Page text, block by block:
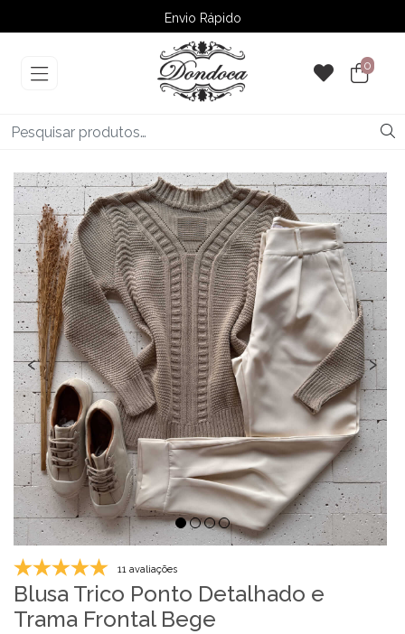
Envio Rápido
➚ Ofertas– Até 60% OFF
0
‹ ›
11 avaliações
Blusa Trico Ponto Detalhado e
Trama Frontal Bege